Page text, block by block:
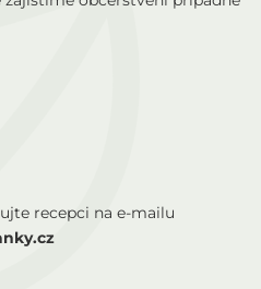
recepci na e-mailu